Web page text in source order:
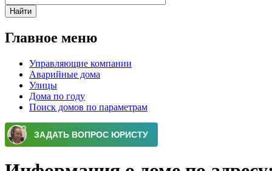
Главное меню
Управляющие компании
Аварийные дома
Улицы
Дома по году
Поиск домов по параметрам